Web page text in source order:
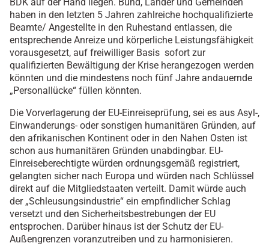
haben in den letzten 5 Jahren zahlreiche hochqualifizierte
Beamte/ Angestellte in den Ruhestand entlassen, die
entsprechende Anreize und körperliche Leistungsfähigkeit
vorausgesetzt, auf freiwilliger Basis sofort zur
qualifizierten Bewältigung der Krise herangezogen werden
könnten und die mindestens noch fünf Jahre andauernde
„Personallücke“ füllen könnten.
Die Vorverlagerung der EU-Einreiseprüfung, sei es aus Asyl-,
Einwanderungs- oder sonstigen humanitären Gründen, auf
den afrikanischen Kontinent oder in den Nahen Osten ist
schon aus humanitären Gründen unabdingbar. EU-
Einreiseberechtigte würden ordnungsgemäß registriert,
gelangten sicher nach Europa und würden nach Schlüssel
direkt auf die Mitgliedstaaten verteilt. Damit würde auch
der „Schleusungsindustrie“ ein empfindlicher Schlag
versetzt und den Sicherheitsbestrebungen der EU
entsprochen. Darüber hinaus ist der Schutz der EU-
Außengrenzen voranzutreiben und zu harmonisieren.